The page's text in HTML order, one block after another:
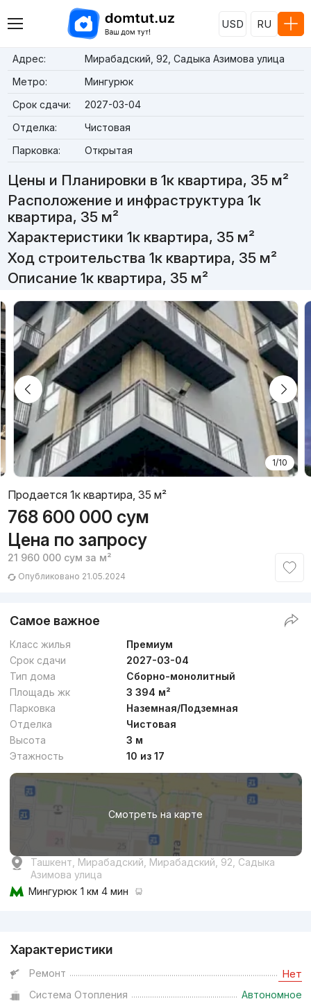
USD RU
Адрес:
Мирабадский, 92, Садыка Азимова улица
Метро:
Мингурюк
Срок сдачи:
2027-03-04
Отделка:
Чистовая
Парковка:
Открытая
Цены и Планировки в 1к квартира, 35 м²
Расположение и инфраструктура 1к
квартира, 35 м²
Характеристики 1к квартира, 35 м²
Ход строительства 1к квартира, 35 м²
Описание 1к квартира, 35 м²
1/10
Продается 1к квартира, 35 м²
768 600 000 сум
Цена по запросу
21 960 000 сум за м²
Опубликовано 21.05.2024
Самое важное
Класс жилья
Премиум
Срок сдачи
2027-03-04
Тип дома
Сборно-монолитный
Площадь жк
3 394 м²
Парковка
Наземная/Подземная
Отделка
Чистовая
Высота
3 м
Этажность
10 из 17
Смотреть на карте
Ташкент, Мирабадский, Мирабадский, 92, Садыка
Азимова улица
Мингурюк 1 км 4 мин
Характеристики
Ремонт Нет
Система Отопления
Автономное